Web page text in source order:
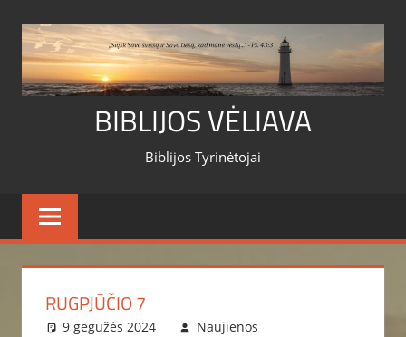
content
BIBLIJOS VĖLIAVA
Biblijos Tyrinėtojai
RUGPJŪČIO 7
9 gegužės 2024 Naujienos